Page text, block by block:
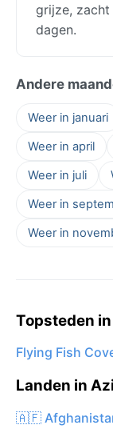
grijze,
dagen.
Andere
Weer in januari
Weer in april
Weer in juli
Weer in
Weer in
Topsteden
Flying Fish
Landen in
🇦🇫